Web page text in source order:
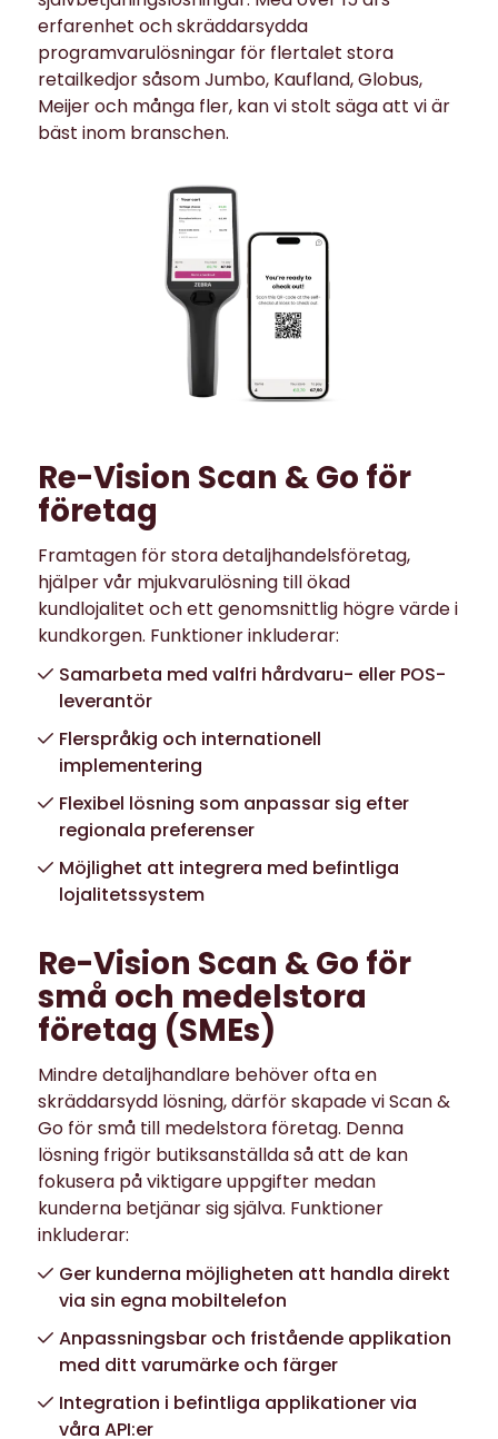
erfarenhet och skräddarsydda
programvarulösningar för flertalet stora
retailkedjor såsom Jumbo, Kaufland, Globus,
Meijer och många fler, kan vi stolt säga att vi är
bäst inom branschen.
Re-Vision Scan & Go för
företag
Framtagen för stora detaljhandelsföretag,
hjälper vår mjukvarulösning till ökad
kundlojalitet och ett genomsnittlig högre värde i
kundkorgen. Funktioner inkluderar:
Samarbeta med valfri hårdvaru- eller POS-
leverantör
Flerspråkig och internationell
implementering
Flexibel lösning som anpassar sig efter
regionala preferenser
Möjlighet att integrera med befintliga
lojalitetssystem
Re-Vision Scan & Go för
små och medelstora
företag (SMEs)
Mindre detaljhandlare behöver ofta en
skräddarsydd lösning, därför skapade vi Scan &
Go för små till medelstora företag. Denna
lösning frigör butiksanställda så att de kan
fokusera på viktigare uppgifter medan
kunderna betjänar sig själva. Funktioner
inkluderar:
Ger kunderna möjligheten att handla direkt
via sin egna mobiltelefon
Anpassningsbar och fristående applikation
med ditt varumärke och färger
Integration i befintliga applikationer via
våra API:er